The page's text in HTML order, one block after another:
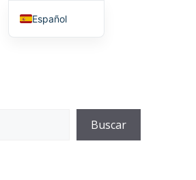
Buscar
Español